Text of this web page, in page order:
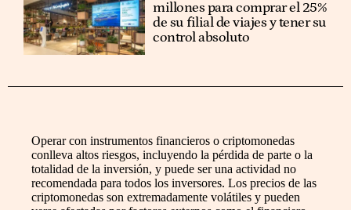
millones para comprar el 25%
de su filial de viajes y tener su
control absoluto
Operar con instrumentos financieros o criptomonedas
conlleva altos riesgos, incluyendo la pérdida de parte o la
totalidad de la inversión, y puede ser una actividad no
recomendada para todos los inversores. Los precios de las
criptomonedas son extremadamente volátiles y pueden